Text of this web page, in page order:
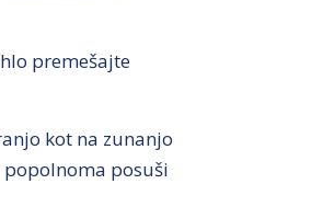
premešajte
kot na zunanjo
popolnoma posuši